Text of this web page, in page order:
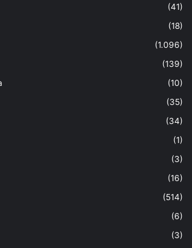
(41)
(18)
(1.096)
(139)
(10)
(35)
(34)
(1)
(3)
(16)
(514)
(6)
(3)